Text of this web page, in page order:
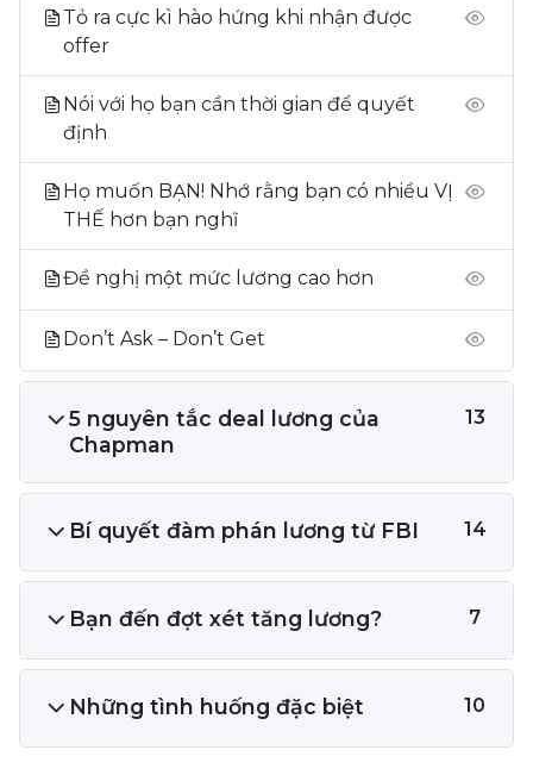
Tỏ ra cực kì hào hứng khi nhận được
offer
Nói với họ bạn cần thời gian để quyết
định
Họ muốn BẠN! Nhớ rằng bạn có nhiều VỊ
THẾ hơn bạn nghĩ
Đề nghị một mức lương cao hơn
Don’t Ask – Don’t Get
5 nguyên tắc deal lương của
Chapman
13
Bí quyết đàm phán lương từ FBI 14
Bạn đến đợt xét tăng lương? 7
Những tình huống đặc biệt 10